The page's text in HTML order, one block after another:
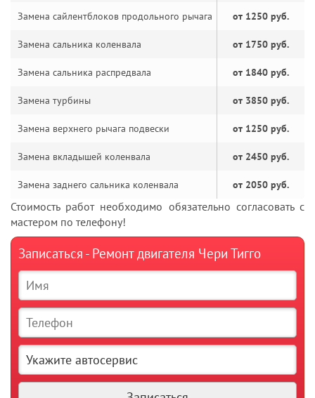
Замена сайлентблоков продольного рычага от 1250 руб.
Замена сальника коленвала от 1750 руб.
Замена сальника распредвала от 1840 руб.
Замена турбины от 3850 руб.
Замена верхнего рычага подвески от 1250 руб.
Замена вкладышей коленвала от 2450 руб.
Замена заднего сальника коленвала от 2050 руб.
Стоимость работ необходимо обязательно согласовать с
мастером по телефону!
Записаться - Ремонт двигателя Чери Тигго